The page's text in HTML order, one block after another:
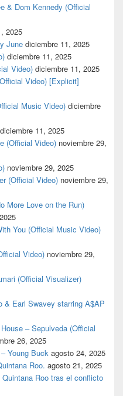
& Dom Kennedy (Official
2025
June diciembre 11, 2025
diciembre 11, 2025
Video) diciembre 11, 2025
Video) [Explicit]
Music Video) diciembre
diciembre 11, 2025
(Official Video) noviembre 29,
noviembre 29, 2025
(Official Video) noviembre 29,
More Love on the Run)
You (Official Music Video)
Video) noviembre 29,
(Official Visualizer)
& Earl Swavey starring A$AP
– Sepulveda (Official
26, 2025
Young Buck agosto 24, 2025
Roo. agosto 21, 2025
Roo tras el conflicto